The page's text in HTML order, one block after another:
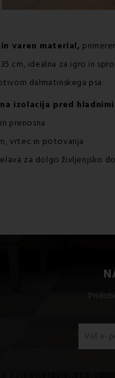
varen material,
cm, idealna za igro in
dalmatinskega psa
izolacija pred
prenosna
vrtec in potovanja
za dolgo življenjsko